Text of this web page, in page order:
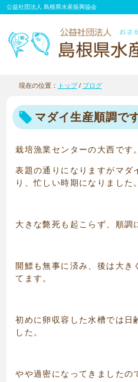
このページの本文へ
公益社団法人 島根県水産振興協会
現在の位置： トップ/ ブログ
マダイ生産順調です
栽培漁業センターの大西です。
表題の通りになりますがマダ
り、忙しい時期になりました。
大きな斃死も起こらず、順調
開鰾も無事に済み、後は大き
てます。
初めに卵収容した水槽では日
した。
やや過密になってきましたの